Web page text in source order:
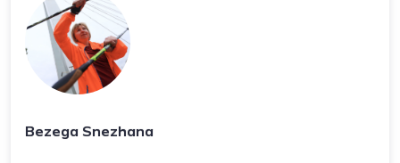
Bezega Snezhana